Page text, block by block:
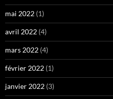
mai 2022 (1)
avril 2022 (4)
mars 2022 (4)
février 2022 (1)
janvier 2022 (3)